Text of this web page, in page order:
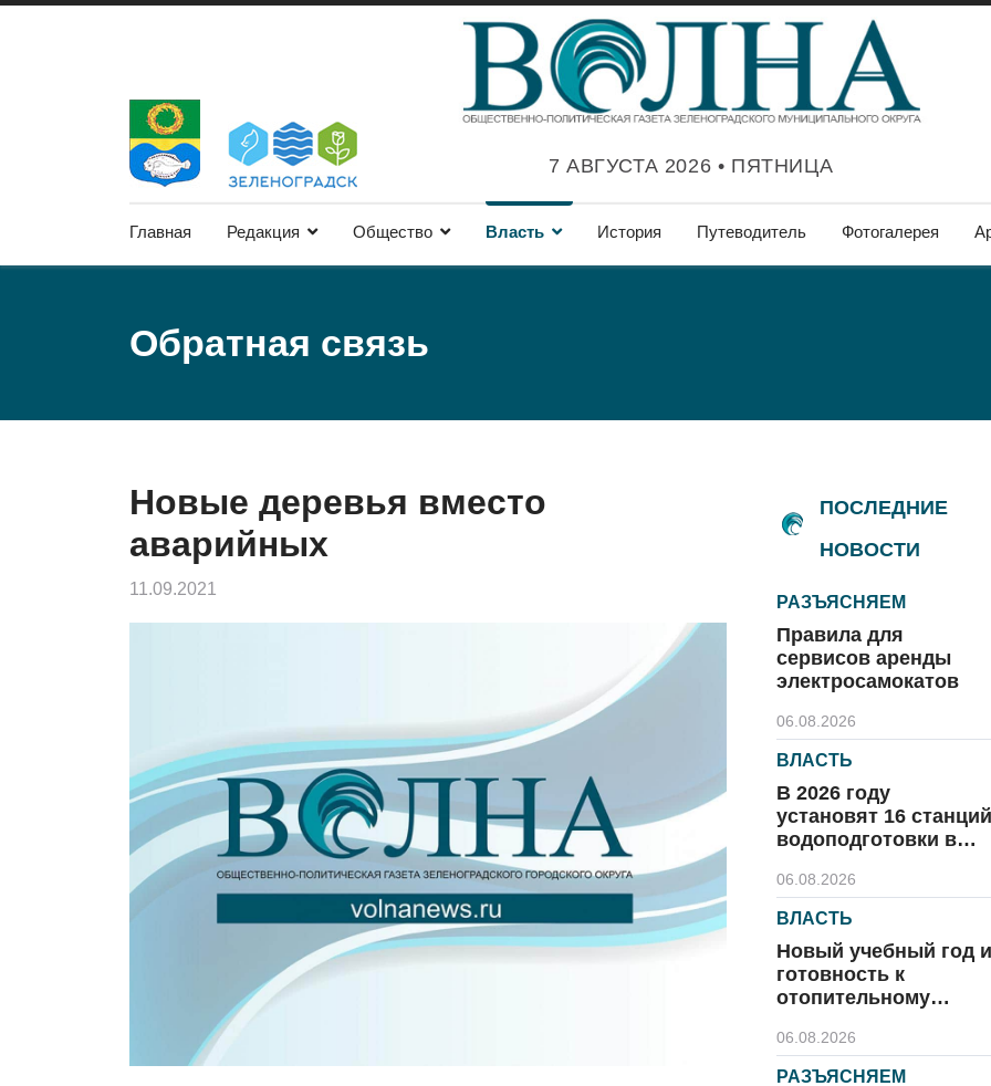
7 АВГУСТА 2026 • ПЯТНИЦА
Главная Редакция Общество Власть История Путеводитель Фотогалерея
Обратная связь
Новые деревья вместо
аварийных
11.09.2021
ПОСЛЕДНИЕ
НОВОСТИ
РАЗЪЯСНЯЕМ
Правила для
сервисов аренды
электросамокатов
06.08.2026
ВЛАСТЬ
В 2026 году
установят 16 станций
водоподготовки в
06.08.2026
ВЛАСТЬ
Новый учебный год и
готовность к
отопительному
06.08.2026
РАЗЪЯСНЯЕМ